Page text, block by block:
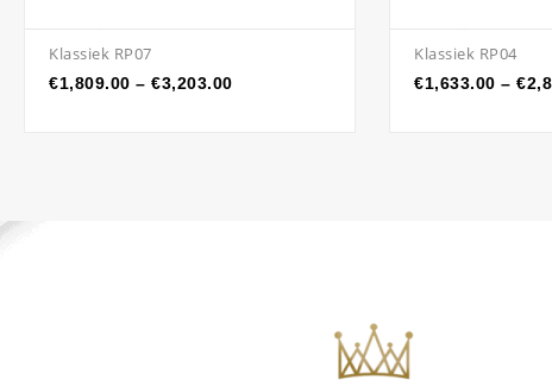
Klassiek RP07
€1,809.00 – €3,203.00
Klassiek RP04
€1,633.00 – €